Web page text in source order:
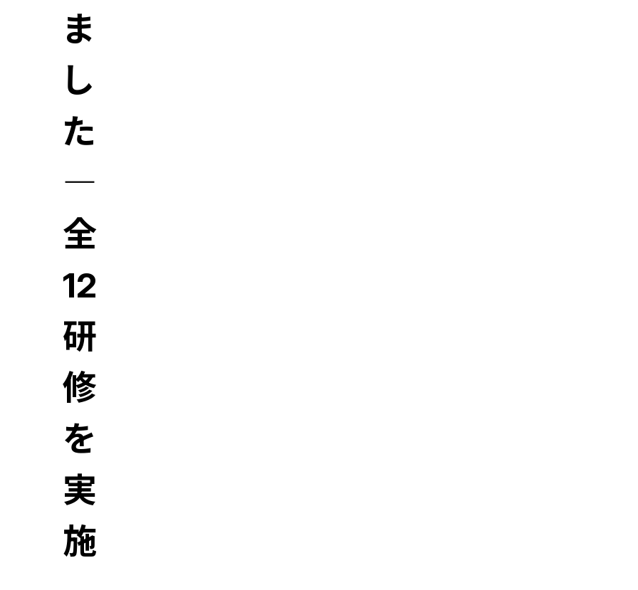
ま
し
た
―
全
12
研
修
を
実
施